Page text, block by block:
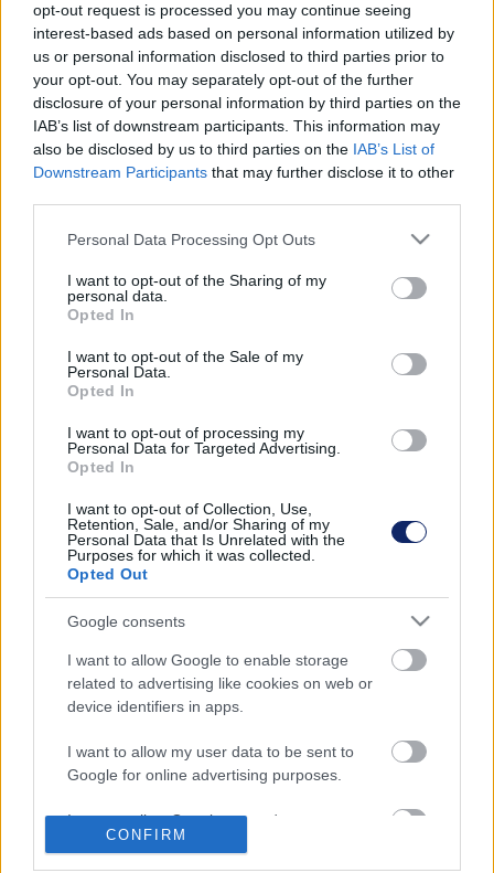
opt-out request is processed you may continue seeing
interest-based ads based on personal information utilized by
us or personal information disclosed to third parties prior to
your opt-out. You may separately opt-out of the further
disclosure of your personal information by third parties on the
IAB’s list of downstream participants. This information may
also be disclosed by us to third parties on the IAB’s List of
Downstream Participants that may further disclose it to other
Please note that this website/app uses one or more Google
not limited to your visit or usage behaviour. You may click to
grant or deny consent to Google and its third-party tags to
use your data for below specified purposes in below Google
consent section.
Personal Data Processing Opt Outs
I want to opt-out of the Sharing of my
personal data.
Opted In
I want to opt-out of the Sale of my
Personal Data.
Opted In
I want to opt-out of processing my
Personal Data for Targeted Advertising.
Opted In
I want to opt-out of Collection, Use,
Retention, Sale, and/or Sharing of my
Personal Data that Is Unrelated with the
Purposes for which it was collected.
Opted Out
Google consents
I want to allow Google to enable storage
related to advertising like cookies on web or
device identifiers in apps.
I want to allow my user data to be sent to
Google for online advertising purposes.
I want to allow Google to send me
personalized advertising.
CONFIRM
KÉPEK - „HA RADIKALIZÁLÓDNI KELL, AKKOR
RADIKALIZÁLÓDNI FOG”, MONDTA A
TILTAKOZÁSRÓL EGY TÜNTETŐ
2022. november. 26. 15:37
Több ezren vannak a pedagógus tüntetésen a Kossuth téren a
Parlament előtt.
AZ LMP ÉS A PÁRBESZÉD KICSELEZTE A
EMBERTELEN SZOCIÁLIS TÖRVÉNYT
2022. október. 27. 11:04
A teljes LMP és a Párbeszéd két képviselője egész éjjel
nem tudták megszavazni a
ELFOGLALTÁK A MARGIT HIDAT, KÖZBEN A
KOSSUTH TÉREN TÖBB EZREN VANNAK
2022. október. 05. 18:30
szervezők.
ORBÁN TOVÁBBRA IS PUTYINNAL ÉPÍTTETNÉ
PAKS2-T
A miniszterelnök parlamenti évadnyitó beszédében átfogó
képet igyekezett adni a Magyarországot is érintő
válsághelyzetről, ám szavai sokszor ellentmondtak a valós
tényeknek.
MENTŐ VITTE EL HOPPÁL PÉTERT A
PARLAMENTBŐL
A kultúráért felelős államtitkárt azonnal megműtötték.
HADHÁZY ÍRT KÖVÉRÉKNEK: MÉGIS LETENNÉ A